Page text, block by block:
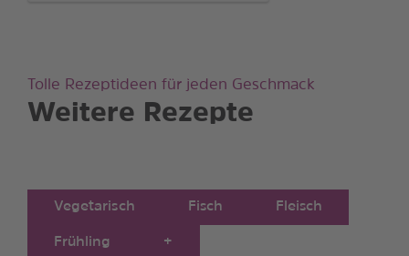
Weitere Rezepte
Tolle Rezeptideen für jeden Geschmack
Vegetarisch Fisch Fleisch
Frühling +